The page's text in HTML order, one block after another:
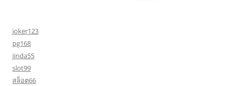
joker123
pg168
jinda55
slot99
สล็อต66